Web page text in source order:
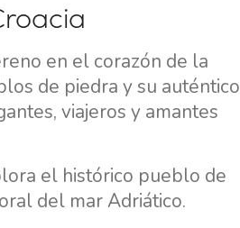
en el corazón de la
de piedra y su auténtico
viajeros y amantes
el histórico pueblo de
del mar Adriático.